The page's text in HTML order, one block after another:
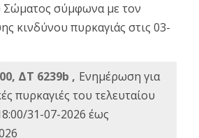
σύμφωνα με τον
κινδύνου πυρκαγιάς στις 03-
ΔΤ 6239b , Ενημέρωση για
πυρκαγιές του τελευταίου
31-07-2026 έως